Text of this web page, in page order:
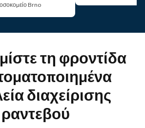
Brno
τη φροντίδα
διαχείρισης
ραντεβού